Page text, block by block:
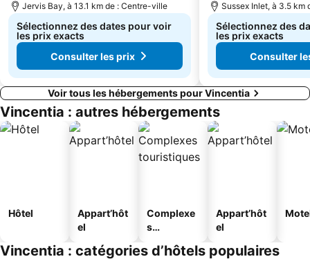
Jervis Bay, à 13.1 km de : Centre-ville
Sélectionnez des dates pour voir
les prix exacts
Consulter les prix
Sussex Inlet, à 3.5 km
Sélectionnez des
les prix exacts
Consulter
Voir tous les hébergements pour Vincentia
Vincentia : autres hébergements
Hôtel
Appart’hôt
el
Complexe
s
s
Appart’hôt
el
Vincentia : catégories d’hôtels populaires